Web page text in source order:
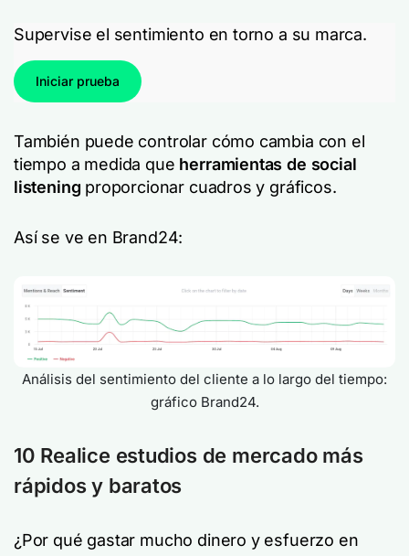
Supervise el sentimiento en torno a su marca.
Iniciar prueba
También puede controlar cómo cambia con el
tiempo a medida que herramientas de social
listening proporcionar cuadros y gráficos.
Así se ve en Brand24:
Análisis del sentimiento del cliente a lo largo del tiempo:
gráfico Brand24.
10 Realice estudios de mercado más
rápidos y baratos
¿Por qué gastar mucho dinero y esfuerzo en